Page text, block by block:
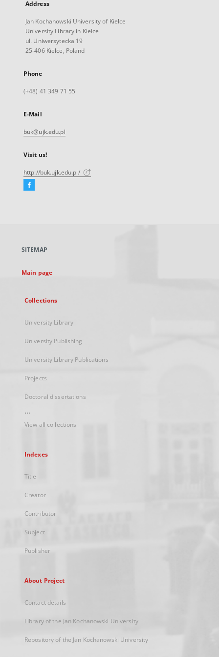
Address
Jan Kochanowski University of Kielce
University Library in Kielce
ul. Uniwersytecka 19
25-406 Kielce, Poland
Phone
(+48) 41 349 71 55
E-Mail
buk@ujk.edu.pl
Visit us!
http://buk.ujk.edu.pl/
Facebook
new
SITEMAP
Main page
Collections
University Library
University Publishing
University Library Publications
Projects
Doctoral dissertations
...
View all collections
Indexes
Title
Creator
Contributor
Subject
Publisher
About Project
Contact details
Library of the Jan Kochanowski University
Repository of the Jan Kochanowski University